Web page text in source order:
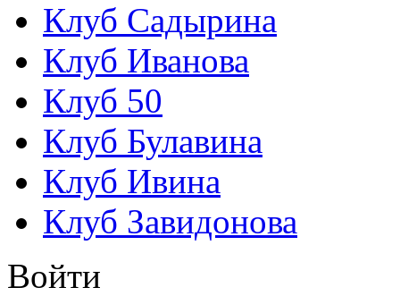
Клуб Садырина
Клуб Иванова
Клуб 50
Клуб Булавина
Клуб Ивина
Клуб Завидонова
Войти